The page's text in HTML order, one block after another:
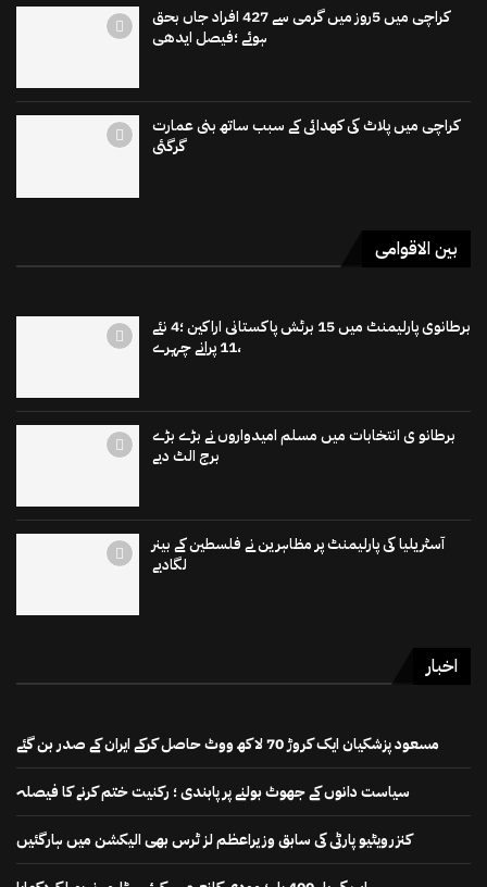
کراچی میں 5روز میں گرمی سے 427 افراد جاں بحق
ہوئے ؛فیصل ایدھی
کراچی میں پلاٹ کی کھدائی کے سبب ساتھ بنی عمارت
گرگئی
بین الاقوامی
برطانوی پارلیمنٹ میں 15 برٹش پاکستانی اراکین ؛4 نئے
،11 پرانے چہرے
برطانو ی انتخابات میں مسلم امیدواروں نے بڑے بڑے
برج الٹ دیے
آسٹریلیا کی پارلیمنٹ پر مظاہرین نے فلسطین کے بینر
لگادیے
اخبار
مسعود پزشکیان ایک کروڑ 70 لاکھ ووٹ حاصل کرکے ایران کے صدر بن گئے
سیاست دانوں کے جھوٹ بولنے پر پابندی ؛ رکنیت ختم کرنے کا فیصلہ
کنزرویٹیو پارٹی کی سابق وزیراعظم لز ٹرس بھی الیکشن میں ہارگئیں